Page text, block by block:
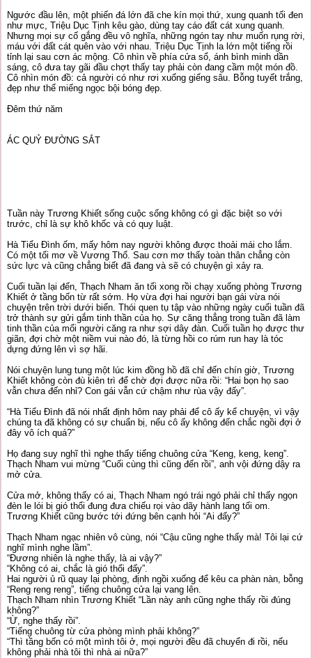
Ngước đầu lên, một phiến đá lớn đã che kín mọi thứ, xung quanh tối đen
như mực, Triệu Dục Tịnh kêu gào, dùng tay cáo đất cát xung quanh.
Nhưng mọi sự cố gắng đều vô nghĩa, những ngón tay như muốn rụng rời,
máu với đất cát quên vào với nhau. Triệu Dục Tịnh la lớn một tiếng rồi
tỉnh lại sau cơn ác mộng. Cô nhìn về phía cửa sổ, ánh bình minh dần
sáng, cô đưa tay gãi đầu chợt thấy tay phải còn đang cầm một món đồ.
Cô nhìn món đồ: cả người có như rơi xuống giếng sâu. Bỗng tuyết trắng,
đẹp như thể miếng ngọc bội bóng đẹp.
Đêm thứ năm
ÁC QUỶ ĐƯỜNG SẮT
Tuần này Trương Khiết sống cuộc sống không có gì đặc biệt so với
trước, chỉ là sự khô khốc và có quy luật.
Hà Tiểu Đình ốm, mấy hôm nay người không được thoải mái cho lắm.
Có một tối mơ về Vương Thổ. Sau cơn mơ thấy toàn thân chẳng còn
sức lực và cũng chẳng biết đã đang và sẽ có chuyện gì xảy ra.
Cuối tuần lại đến, Thạch Nham ăn tối xong rồi chạy xuống phòng Trương
Khiết ở tầng bốn từ rất sớm. Họ vừa đợi hai người bạn gái vừa nói
chuyện trên trời dưới biển. Thói quen tụ tập vào những ngày cuối tuần đã
trở thành sự gửi gắm tinh thần của họ. Sự căng thẳng trong tuần đã làm
tinh thần của mổi người căng ra như sợi dây đàn. Cuối tuần họ được thư
giãn, đợi chờ một niềm vui nào đó, là từng hồi co rúm run hay là tóc
dựng đứng lên vì sợ hãi.
Nói chuyện lung tung một lúc kim đồng hồ đã chỉ đến chín giờ, Trương
Khiết không còn đù kiên trì để chờ đợi được nữa rồi: “Hai bọn họ sao
vẫn chưa đến nhỉ? Con gái vẫn cứ chậm như rùa vậy đấy”.
“Hà Tiểu Đình đã nói nhất định hôm nay phải để cô ấy kể chuyện, vì vậy
chúng ta đã không có sự chuẩn bị, nếu cô ấy không đến chắc ngồi đợi ở
đây vô ích quá?”
Họ đang suy nghĩ thì nghe thấy tiếng chuông cửa “Keng, keng, keng”.
Thạch Nham vui mừng “Cuối cùng thì cũng đến rồi”, anh vội đứng dậy ra
mở cửa.
Cửa mở, không thấy có ai, Thạch Nham ngó trái ngó phải chỉ thấy ngọn
đèn le lói bị gió thổi đung đưa chiếu rọi vào dãy hành lang tối om.
Trương Khiết cũng bước tới đứng bên cạnh hỏi “Ai đấy?”
Thạch Nham ngạc nhiên vô cùng, nói “Cậu cũng nghe thấy mà! Tôi lại cứ
nghĩ mình nghe lầm”.
“Đương nhiên là nghe thấy, là ai vậy?”
“Không có ai, chắc là gió thổi đấy”.
Hai người ủ rũ quay lại phòng, định ngồi xuống để kêu ca phàn nàn, bỗng
“Reng reng reng”, tiếng chuông cửa lại vang lên.
Thạch Nham nhìn Trương Khiết “Lần này anh cũng nghe thấy rồi đúng
không?”
“Ừ, nghe thấy rồi”.
“Tiếng chuông từ cửa phòng mình phải không?”
“Thì tầng bốn có một mình tôi ở, mọi người đều đã chuyển đi rồi, nếu
không phải nhà tôi thì nhà ai nữa?”